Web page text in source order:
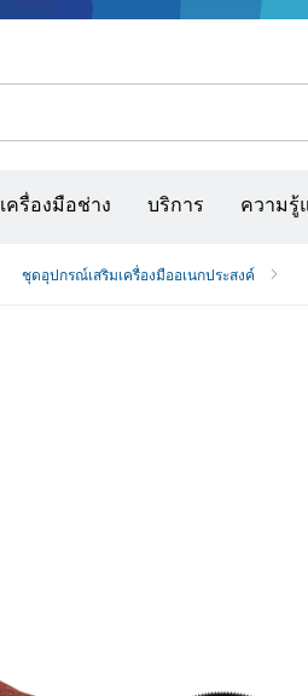
เครื่องมือช่าง บริการ ความรู้
ชุดอุปกรณ์เสริมเครื่องมืออเนกประสงค์